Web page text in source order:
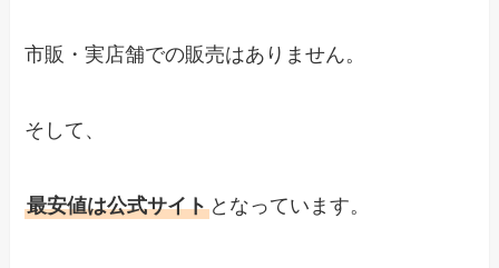
市販・実店舗での販売はありません。
そして、
最安値は公式サイト となっています。